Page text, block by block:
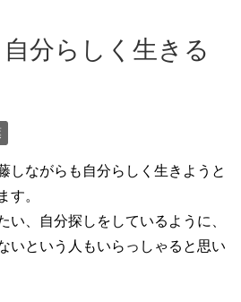
分らしく生きる
しながらも自分らしく生きようと
す。
い、自分探しをしているように、
いという人もいらっしゃると思い